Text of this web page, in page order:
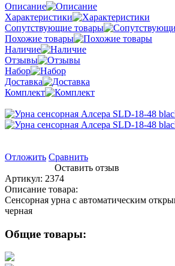
Описание
Характеристики
Сопутствующие товары
Похожие товары
Наличие
Отзывы
Набор
Доставка
Комплект
Отложить Сравнить
Оставить отзыв
Артикул: 2374
Описание товара:
Сенсорная урна с автоматическим
черная
Общие товары: